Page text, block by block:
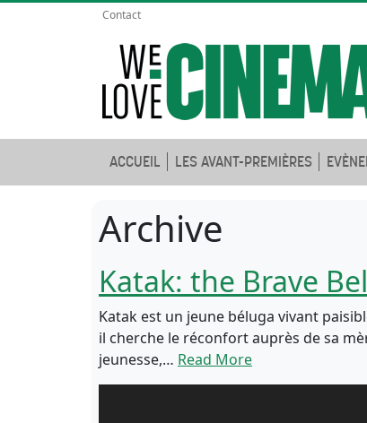
Contact
ACCUEIL LES AVANT-PREMIÈRES
Archive
Katak: the Brave
Katak est un jeune béluga vivant
il cherche le réconfort auprès de sa
jeunesse,… Read More